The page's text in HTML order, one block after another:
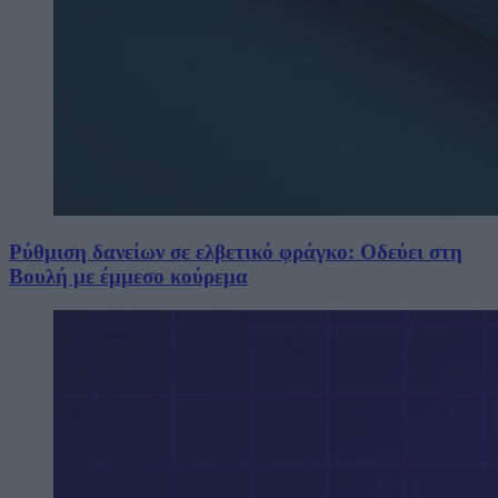
Ρύθμιση δανείων σε ελβετικό φράγκο: Οδεύει στη
Βουλή με έμμεσο κούρεμα